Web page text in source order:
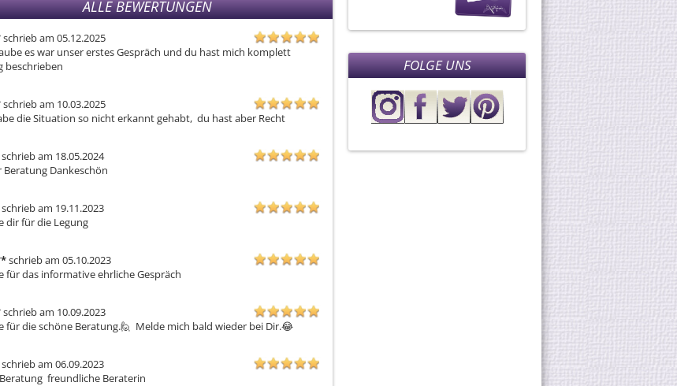
FOLGE UNS
ALLE BEWERTUNGEN
schrieb am 05.12.2025
es war unser erstes Gespräch und du hast mich komplett
beschrieben
schrieb am 10.03.2025
die Situation so nicht erkannt gehabt,  du hast aber Recht
schrieb am 18.05.2024
Beratung Dankeschön
schrieb am 19.11.2023
dir für die Legung
schrieb am 05.10.2023
für das informative ehrliche Gespräch
schrieb am 10.09.2023
für die schöne Beratung.🙋  Melde mich bald wieder bei Dir.😂
schrieb am 06.09.2023
freundliche Beraterin